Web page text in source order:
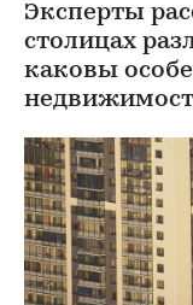
Эксперты
столицах
каковы